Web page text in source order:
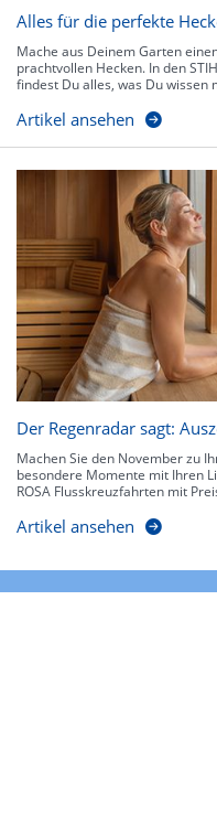
Alles für die perfekte
Mache aus Deinem Garten
prachtvollen Hecken. In den
findest Du alles, was Du wissen
Artikel ansehen
Der Regenradar sagt:
Machen Sie den November zu
besondere Momente mit Ihren
ROSA Flusskreuzfahrten mit
Artikel ansehen